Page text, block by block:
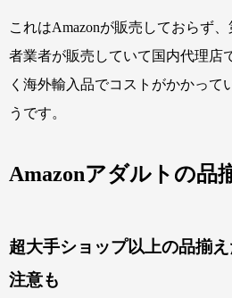
これはAmazonが販売しておらず、
者業者が販売していて国内代理店
く海外輸入品でコストがかかって
うです。
Amazonアダルトの品
超大手ショップ以上の品揃
注意も